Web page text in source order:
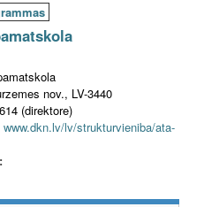
nov., LV-3440
(direktore)
www.dkn.lv/lv/strukturvieniba/ata-